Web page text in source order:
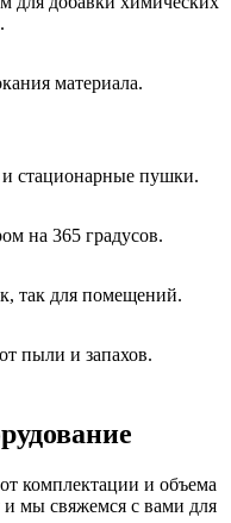
материала.
стационарные пушки.
на 365 градусов.
так для помещений.
пыли и запахов.
комплектации и объема
и мы свяжемся с вами для